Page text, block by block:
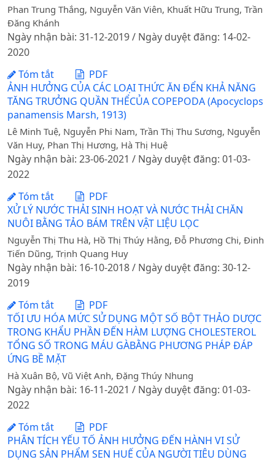
Phan Trung Thắng, Nguyễn Văn Viên, Khuất Hữu Trung, Trần
Đăng Khánh
Ngày nhận bài: 31-12-2019 / Ngày duyệt đăng: 14-02-
2020
Tóm tắt
PDF
ẢNH HƯỞNG CỦA CÁC LOẠI THỨC ĂN ĐỂN KHẢ NĂNG
TĂNG TRƯỞNG QUẦN THỂCỦA COPEPODA (Apocyclops
panamensis Marsh, 1913)
Lê Minh Tuệ, Nguyễn Phi Nam, Trần Thị Thu Sương, Nguyễn
Văn Huy, Phan Thị Hương, Hà Thị Huệ
Ngày nhận bài: 23-06-2021 / Ngày duyệt đăng: 01-03-
2022
Tóm tắt
PDF
XỬ LÝ NƯỚC THẢI SINH HOẠT VÀ NƯỚC THẢI CHĂN
NUÔI BẰNG TẢO BÁM TRÊN VẬT LIỆU LỌC
Nguyễn Thị Thu Hà, Hồ Thị Thúy Hằng, Đỗ Phương Chi, Đinh
Tiến Dũng, Trịnh Quang Huy
Ngày nhận bài: 16-10-2018 / Ngày duyệt đăng: 30-12-
2019
Tóm tắt
PDF
TỐI ƯU HÓA MỨC SỬ DỤNG MỘT SỐ BỘT THẢO DƯỢC
TRONG KHẨU PHẦN ĐẾN HÀM LƯỢNG CHOLESTEROL
TỔNG SỐ TRONG MÁU GÀBẰNG PHƯƠNG PHÁP ĐÁP
ỨNG BỀ MẶT
Hà Xuân Bộ, Vũ Việt Anh, Đặng Thúy Nhung
Ngày nhận bài: 16-11-2021 / Ngày duyệt đăng: 01-03-
2022
Tóm tắt
PDF
PHÂN TÍCH YẾU TỐ ẢNH HƯỞNG ĐẾN HÀNH VI SỬ
DỤNG SẢN PHẨM SEN HUẾ CỦA NGƯỜI TIÊU DÙNG